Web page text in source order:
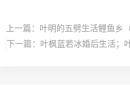
上一篇： 叶明的五劈生活鲤鱼乡
下一篇： 叶枫蓝若冰婚后生活；